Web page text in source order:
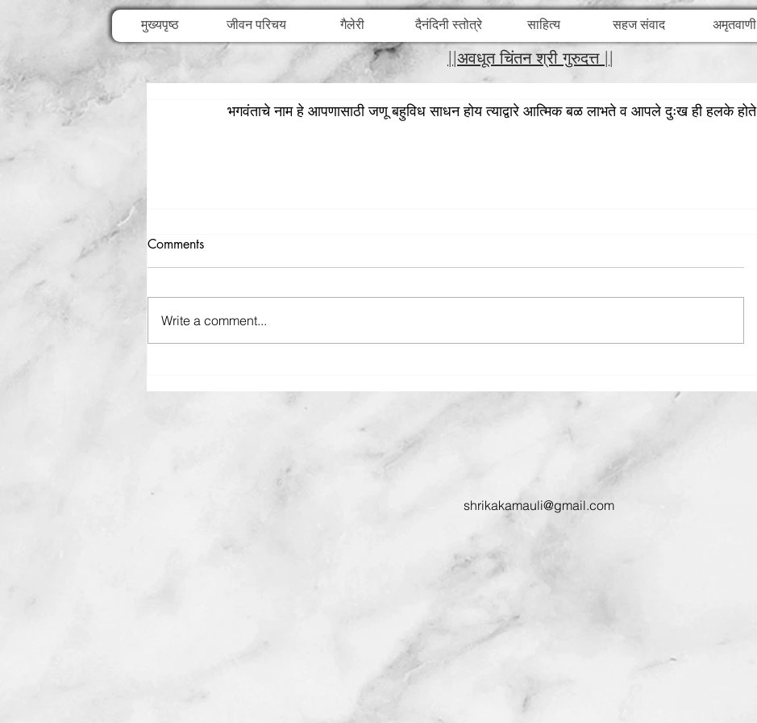
मुख्यपृष्ठ जीवन परिचय गैलेरी दैनंदिनी स्तोत्रे साहित्य सहज संवाद अमृतवाणी
||अवधूत चिंतन श्री गुरुदत्त ||
भगवंताचे नाम हे आपणासाठी जणू बहुविध साधन होय त्याद्वारे आत्मिक बळ लाभते व आपले दुःख ही हलके होते
Comments
Write a comment...
shrikakamauli@gmail.com